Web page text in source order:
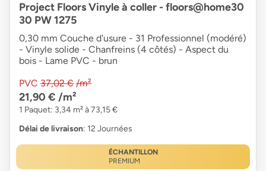
Project Floors Vinyle à coller - floors@home30
30 PW 1275
0,30 mm Couche d'usure - 31 Professionnel (modéré)
- Vinyle solide - Chanfreins (4 côtés) - Aspect du
bois - Lame PVC - brun
PVC 37,02 € /m²
21,90 € /m²
1 Paquet: 3,34 m² à 73,15 €
Délai de livraison: 12 Journées
ÉCHANTILLON
PREMIUM